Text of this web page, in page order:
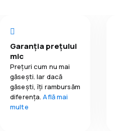
Garanția prețului
mic
Prețuri cum nu mai
găsești. Iar dacă
găseşti, îți rambursăm
diferența.Află mai
multe